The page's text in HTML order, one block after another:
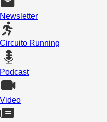
Newsletter
Circuito Running
Podcast
Video